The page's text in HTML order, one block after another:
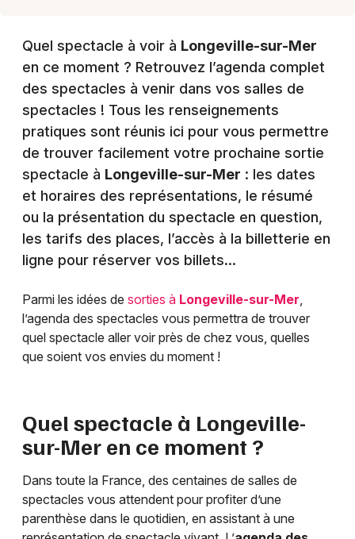
Quel spectacle à voir à Longeville-sur-Mer
en ce moment ? Retrouvez l’agenda complet
des spectacles à venir dans vos salles de
spectacles ! Tous les renseignements
pratiques sont réunis ici pour vous permettre
de trouver facilement votre prochaine sortie
spectacle à Longeville-sur-Mer : les dates
et horaires des représentations, le résumé
ou la présentation du spectacle en question,
les tarifs des places, l’accès à la billetterie en
ligne pour réserver vos billets…
Parmi les idées de sorties à Longeville-sur-Mer,
l’agenda des spectacles vous permettra de trouver
quel spectacle aller voir près de chez vous, quelles
que soient vos envies du moment !
Quel spectacle à Longeville-
sur-Mer en ce moment ?
Dans toute la France, des centaines de salles de
spectacles vous attendent pour profiter d’une
parenthèse dans le quotidien, en assistant à une